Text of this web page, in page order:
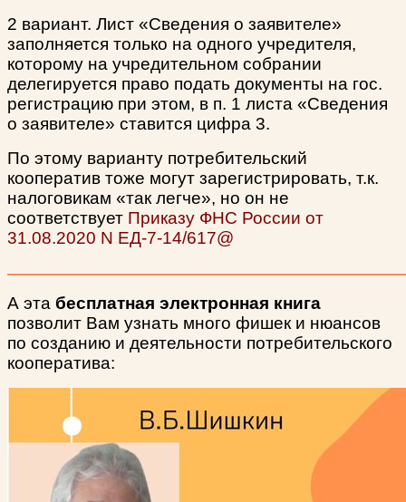
2 вариант. Лист «Сведения о заявителе»
заполняется только на одного учредителя,
которому на учредительном собрании
делегируется право подать документы на гос.
регистрацию при этом, в п. 1 листа «Сведения
о заявителе» ставится цифра 3.
По этому варианту потребительский
кооператив тоже могут зарегистрировать, т.к.
налоговикам «так легче», но он не
соответствует Приказу ФНС России от
31.08.2020 N ЕД-7-14/617@
А эта бесплатная электронная книга
позволит Вам узнать много фишек и нюансов
по созданию и деятельности потребительского
кооператива: